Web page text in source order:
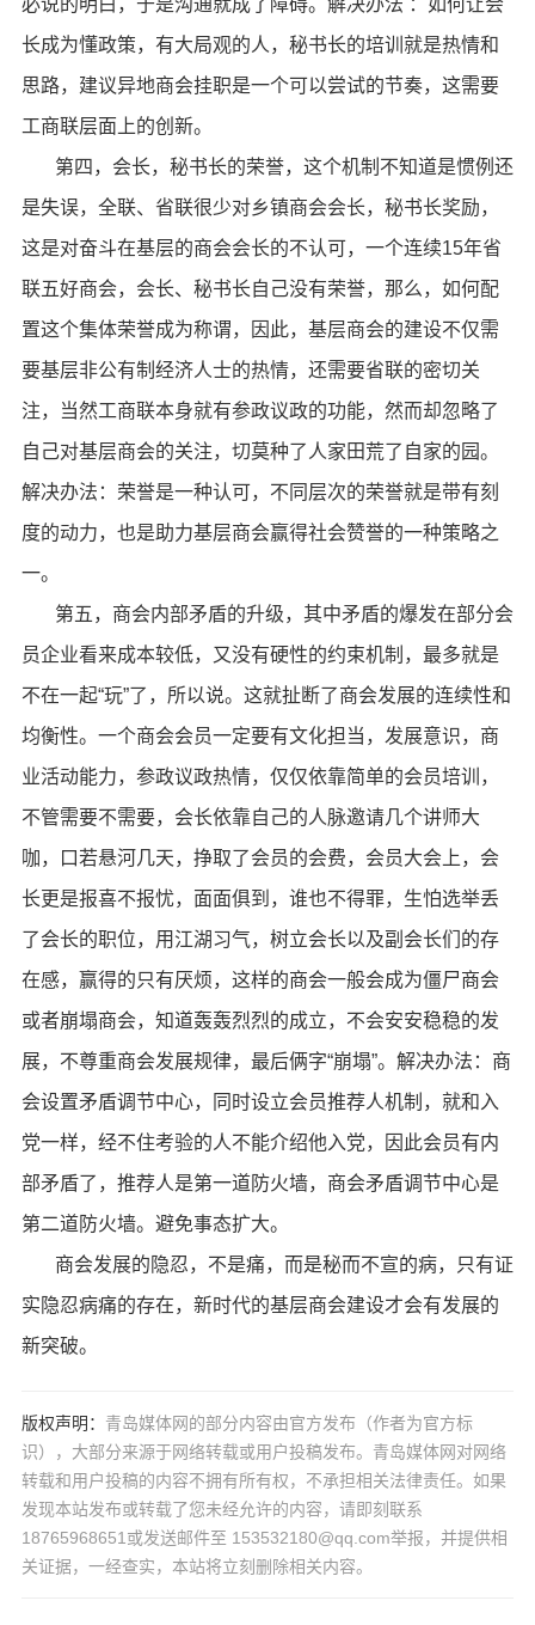
必说的明白，于是沟通就成了障碍。解决办法 ：如何让会
长成为懂政策，有大局观的人，秘书长的培训就是热情和
思路，建议异地商会挂职是一个可以尝试的节奏，这需要
工商联层面上的创新。
第四，会长，秘书长的荣誉，这个机制不知道是惯例还
是失误，全联、省联很少对乡镇商会会长，秘书长奖励，
这是对奋斗在基层的商会会长的不认可，一个连续15年省
联五好商会，会长、秘书长自己没有荣誉，那么，如何配
置这个集体荣誉成为称谓，因此，基层商会的建设不仅需
要基层非公有制经济人士的热情，还需要省联的密切关
注，当然工商联本身就有参政议政的功能，然而却忽略了
自己对基层商会的关注，切莫种了人家田荒了自家的园。
解决办法：荣誉是一种认可，不同层次的荣誉就是带有刻
度的动力，也是助力基层商会赢得社会赞誉的一种策略之
一。
第五，商会内部矛盾的升级，其中矛盾的爆发在部分会
员企业看来成本较低，又没有硬性的约束机制，最多就是
不在一起“玩”了，所以说。这就扯断了商会发展的连续性和
均衡性。一个商会会员一定要有文化担当，发展意识，商
业活动能力，参政议政热情，仅仅依靠简单的会员培训，
不管需要不需要，会长依靠自己的人脉邀请几个讲师大
咖，口若悬河几天，挣取了会员的会费，会员大会上，会
长更是报喜不报忧，面面俱到，谁也不得罪，生怕选举丢
了会长的职位，用江湖习气，树立会长以及副会长们的存
在感，赢得的只有厌烦，这样的商会一般会成为僵尸商会
或者崩塌商会，知道轰轰烈烈的成立，不会安安稳稳的发
展，不尊重商会发展规律，最后俩字“崩塌”。解决办法：商
会设置矛盾调节中心，同时设立会员推荐人机制，就和入
党一样，经不住考验的人不能介绍他入党，因此会员有内
部矛盾了，推荐人是第一道防火墙，商会矛盾调节中心是
第二道防火墙。避免事态扩大。
商会发展的隐忍，不是痛，而是秘而不宣的病，只有证
实隐忍病痛的存在，新时代的基层商会建设才会有发展的
新突破。
版权声明： 青岛媒体网的部分内容由官方发布（作者为官方标
识），大部分来源于网络转载或用户投稿发布。青岛媒体网对网络
转载和用户投稿的内容不拥有所有权，不承担相关法律责任。如果
发现本站发布或转载了您未经允许的内容，请即刻联系
18765968651或发送邮件至 153532180@qq.com举报，并提供相
关证据，一经查实，本站将立刻删除相关内容。